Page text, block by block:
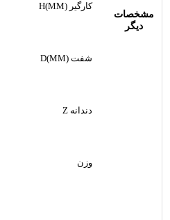
مشخصات
دیگر
کارگیر H(MM)
شفت D(MM)
دندانه Z
وزن